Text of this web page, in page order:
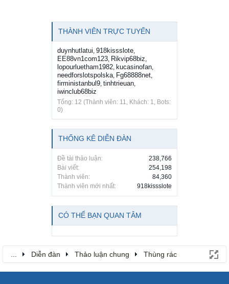
THÀNH VIÊN TRỰC TUYẾN
duynhutlatui 918kissslote
EE88vn1com123 Rikvip68biz
lopourluetham1982 kucasinofan
needforslotspolska Fg68888net
firministanbul9 tinhtrieuan
iwinclub68biz
Tổng: 12 (Thành viên: 11, Khách: 1, Bots:
0)
THỐNG KÊ DIỄN ĐÀN
Đề tài thảo luận:
238,766
Bài viết:
254,198
Thành viên:
84,360
Thành viên mới nhất:
918kissslote
CÓ THỂ BẠN QUAN TÂM
Diễn đàn Thảo luận chung Thùng rác